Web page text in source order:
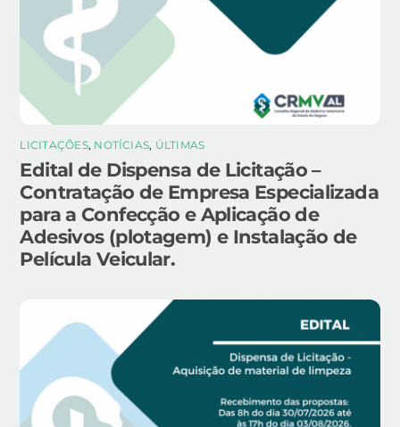
LICITAÇÕES, NOTÍCIAS, ÚLTIMAS
Edital de Dispensa de Licitação –
Contratação de Empresa Especializada
para a Confecção e Aplicação de
Adesivos (plotagem) e Instalação de
Película Veicular.